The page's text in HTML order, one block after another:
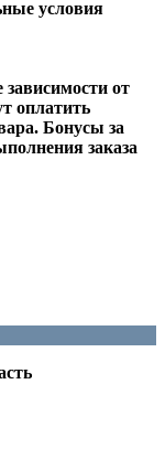
условия
от
оплатить
Бонусы за
заказа